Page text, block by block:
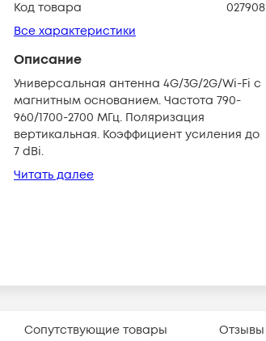
Код товара
027908
Все характеристики
Описание
Универсальная антенна 4G/3G/2G/Wi-Fi с
магнитным основанием. Частота 790-
960/1700-2700 МГц. Поляризация
вертикальная. Коэффициент усиления до
7 dBi.
Читать далее
Сопутствующие товары Отзывы